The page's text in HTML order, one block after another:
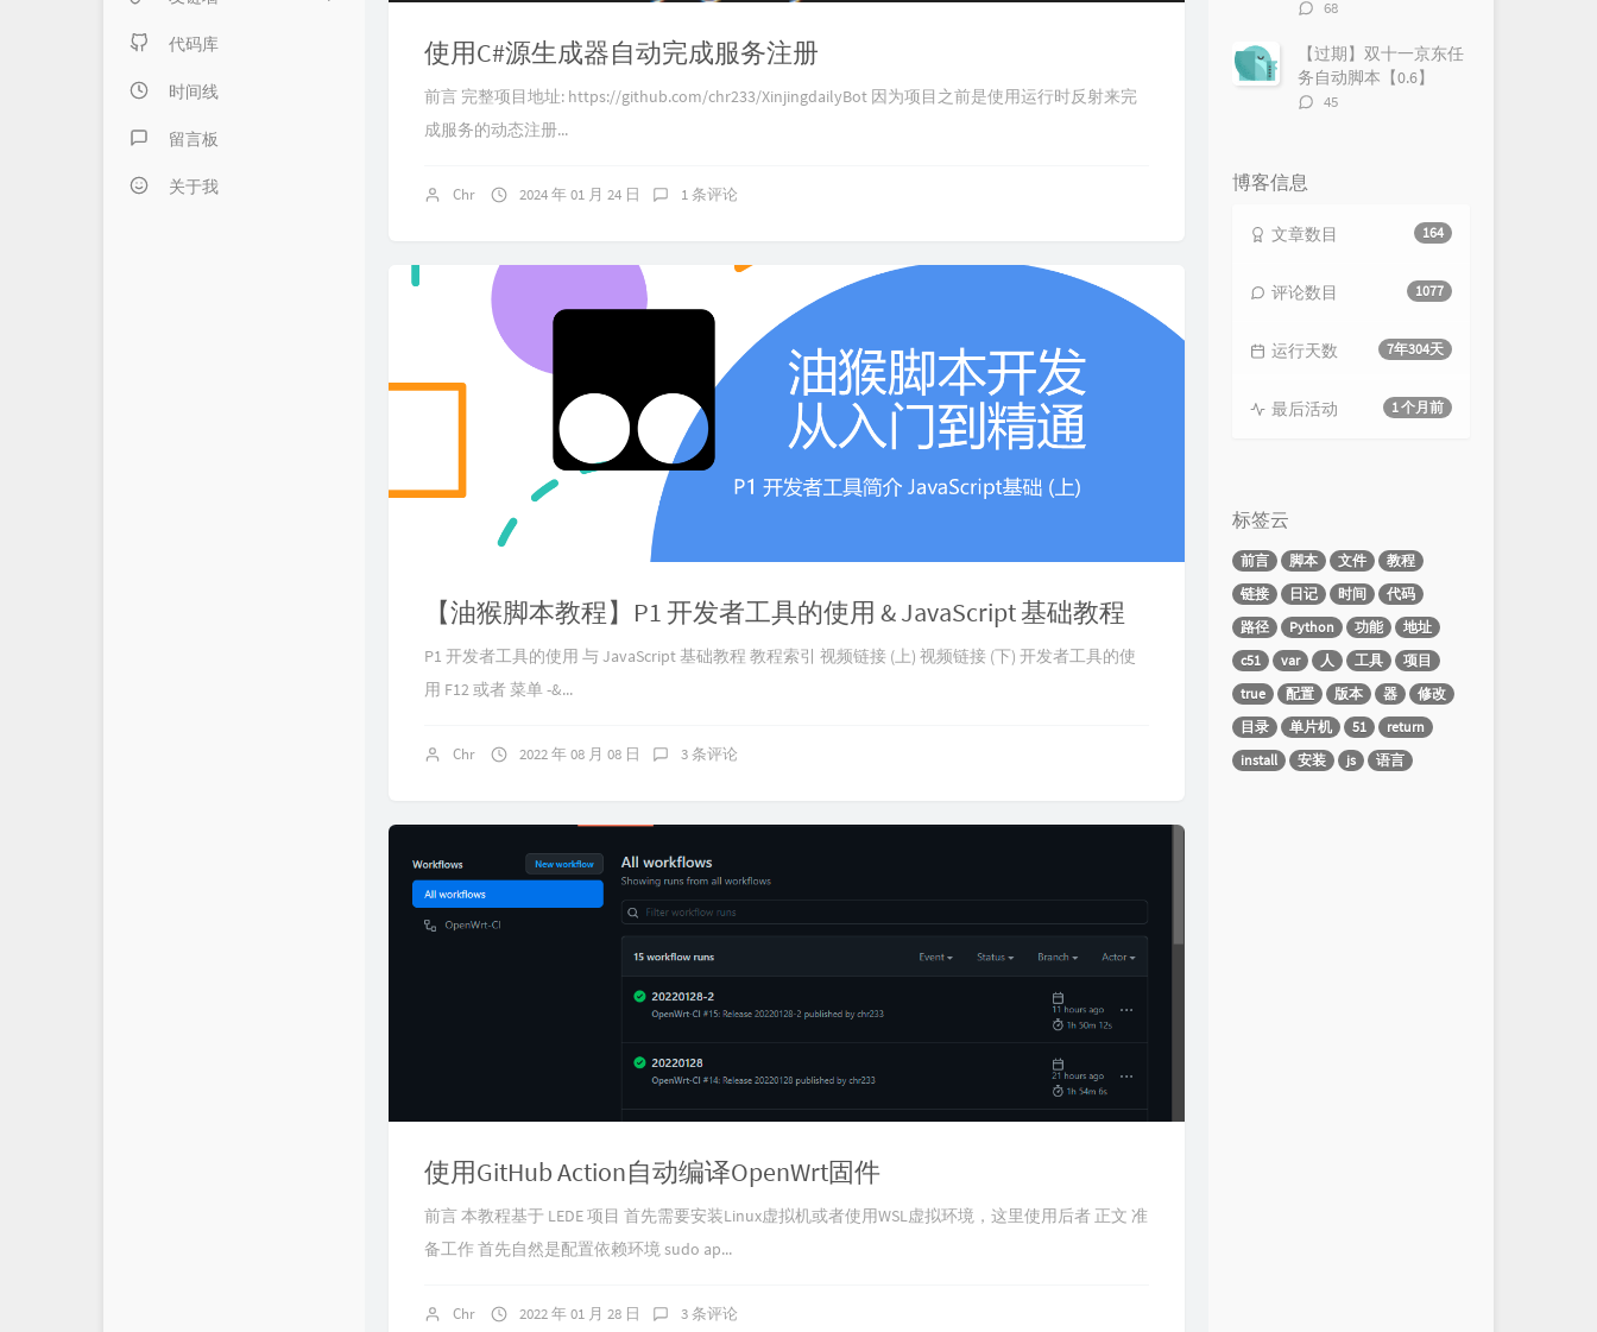
日记本子
懒得分类
内页链接 & 友链申请
FANTASY博客
伍言Blog
Albert's Blog
代码库
时间线
留言板
关于我
使用C#源生成器自动完成服务注册
前言 完整项目地址: https://github.com/chr233/XinjingdailyBot 因为项目之前是使用运行时反射来完
成服务的动态注册...
Chr 2024 年 01 月 24 日 1 条评论
【油猴脚本教程】P1 开发者工具的使用 & JavaScript 基础教程
P1 开发者工具的使用 与 JavaScript 基础教程 教程索引 视频链接 (上) 视频链接 (下) 开发者工具的使
用 F12 或者 菜单 -&...
Chr 2022 年 08 月 08 日 3 条评论
使用GitHub Action自动编译OpenWrt固件
前言 本教程基于 LEDE 项目 首先需要安装Linux虚拟机或者使用WSL虚拟环境，这里使用后者 正文 准
备工作 首先自然是配置依赖环境 sudo ap...
Chr 2022 年 01 月 28 日 3 条评论
评
数：
68
【过期】双十一京东任
务自动脚本【0.6】
评
45
博客信息
164
文章数目
1077
评论数目
7年304天
运行天数
1 个月前
最后活动
标签云
前言 脚本 文件
教程
链接
日记 时间
代码
路径
Python 功能
地址
c51
var 人 工具
项目
true
配置 版本 器
修改
目录
单片机 51
return
install
安装 js 语言